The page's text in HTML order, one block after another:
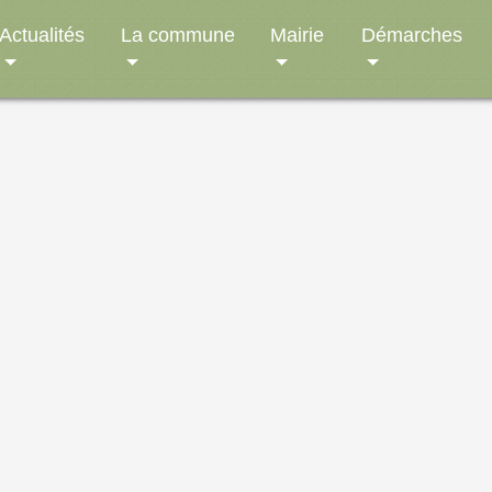
Actualités La commune Mairie Démarches